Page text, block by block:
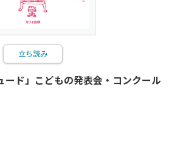
立ち読み
ード」こどもの発表会・コンクール